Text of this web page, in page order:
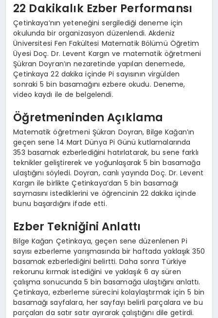
22 Dakikalık Ezber Performansı
Çetinkaya’nın yeteneğini sergilediği deneme için
okulunda bir organizasyon düzenlendi. Akdeniz
Üniversitesi Fen Fakültesi Matematik Bölümü Öğretim
Üyesi Doç. Dr. Levent Kargın ve matematik öğretmeni
Şükran Doyran’ın nezaretinde yapılan denemede,
Çetinkaya 22 dakika içinde Pi sayısının virgülden
sonraki 5 bin basamağını ezbere okudu. Deneme,
video kaydı ile de belgelendi.
Öğretmeninden Açıklama
Matematik öğretmeni Şükran Doyran, Bilge Kağan’ın
geçen sene 14 Mart Dünya Pi Günü kutlamalarında
353 basamak ezberlediğini hatırlatarak, bu sene farklı
teknikler geliştirerek ve yoğunlaşarak 5 bin basamağa
ulaştığını söyledi. Doyran, canlı yayında Doç. Dr. Levent
Kargın ile birlikte Çetinkaya’dan 5 bin basamağı
saymasını istediklerini ve öğrencinin 22 dakika içinde
bunu başardığını ifade etti.
Ezber Tekniğini Anlattı
Bilge Kağan Çetinkaya, geçen sene düzenlenen Pi
sayısı ezberleme yarışmasında bir haftada yaklaşık 350
basamak ezberlediğini belirtti. Daha sonra Türkiye
rekorunu kırmak istediğini ve yaklaşık 6 ay süren
çalışma sonucunda 5 bin basamağa ulaştığını anlattı.
Çetinkaya, ezberleme sürecini kolaylaştırmak için 5 bin
basamağı sayfalara, her sayfayı belirli parçalara ve bu
parçaları da satır satır ayırarak çalıştığını dile getirdi.